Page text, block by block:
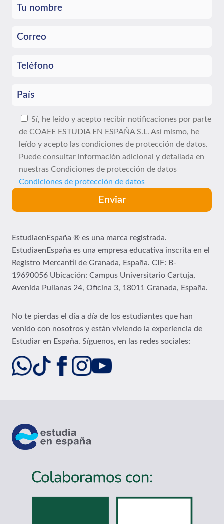
Sí, he leído y acepto recibir notificaciones por parte
de COAEE ESTUDIA EN ESPAÑA S.L. Así mismo, he
leído y acepto las condiciones de protección de datos.
Puede consultar información adicional y detallada en
nuestras Condiciones de protección de datos
Condiciones de protección de datos
EstudiaenEspaña ® es una marca registrada.
EstudiaenEspaña es una empresa educativa inscrita en el
Registro Mercantil de Granada, España. CIF: B-
19690056 Ubicación: Campus Universitario Cartuja,
Avenida Pulianas 24, Oficina 3, 18011 Granada, España.
No te pierdas el día a día de los estudiantes que han
venido con nosotros y están viviendo la experiencia de
Estudiar en España. Síguenos, en las redes sociales: